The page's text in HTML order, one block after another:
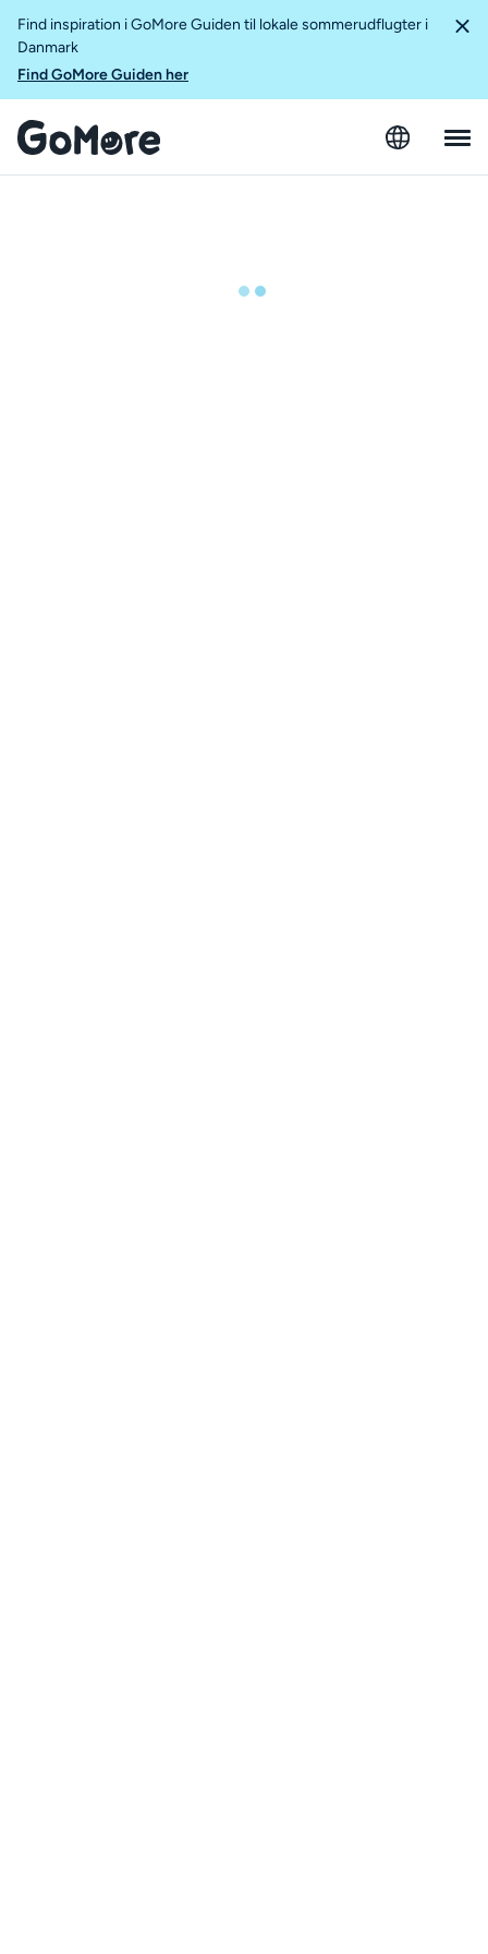
Find inspiration i GoMore Guiden til lokale sommerudflugter i
Danmark
Find GoMore Guiden her